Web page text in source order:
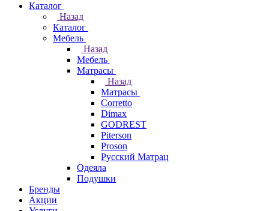
Каталог
Назад
Каталог
Мебель
Назад
Мебель
Матрасы
Назад
Матрасы
Corretto
Dimax
GODREST
Piterson
Proson
Русский Матрац
Одеяла
Подушки
Бренды
Акции